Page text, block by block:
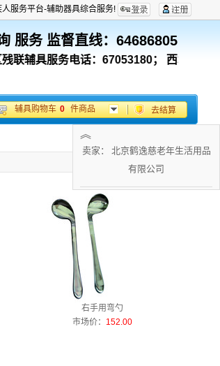
服务平台-辅助器具综合服务!
服务 监督直线： 64686805
联辅具服务电话：67053180； 西城区残联
辅具购物车 0 件商品 去结算
︽
卖家： 北京鹤逸慈老年生活用品
有限公司
右手用弯勺
市场价： 152.00